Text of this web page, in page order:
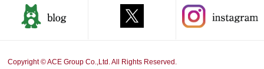
Copyright © ACE Group Co.,Ltd. All Rights Reserved.